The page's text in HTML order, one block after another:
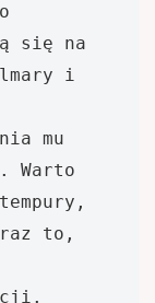
się na
i
mu
Warto
to,